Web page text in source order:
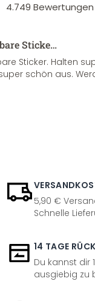
4.749 Bewertungen
Sticke…
Sticker. Halten
schön aus.
5,90 €
Schnelle
14 TAGE
Du kannst dir
ausgiebig zu